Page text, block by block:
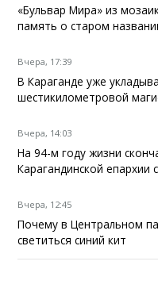
«Бульвар Мира» из
память о старом
Вчера, 17:39
В Караганде уже
шестикилометровой
Вчера, 14:03
На 94-м году жизни
Карагандинской епархии
Вчера, 12:45
Почему в Центральном
светиться синий кит